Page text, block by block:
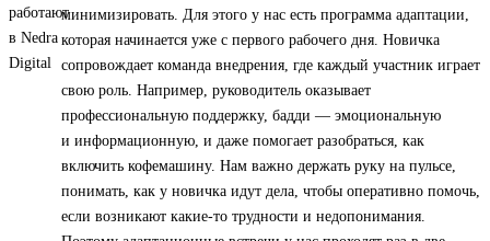
минимизировать. Для этого у нас есть программа адаптации,
которая начинается уже с первого рабочего дня. Новичка
сопровождает команда внедрения, где каждый участник играет
свою роль. Например, руководитель оказывает
профессиональную поддержку, бадди — эмоциональную
и информационную, и даже помогает разобраться, как
включить кофемашину. Нам важно держать руку на пульсе,
понимать, как у новичка идут дела, чтобы оперативно помочь,
если возникают какие-то трудности и недопонимания.